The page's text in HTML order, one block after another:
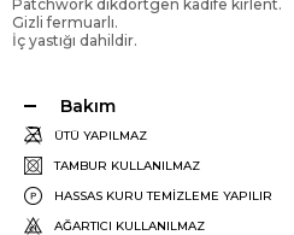
Patchwork dikdörtgen kadife kırlent.
Gizli fermuarlı.
İç yastığı dahildir.
Bakım
ÜTÜ YAPILMAZ
TAMBUR KULLANILMAZ
HASSAS KURU TEMİZLEME YAPILIR
AĞARTICI KULLANILMAZ